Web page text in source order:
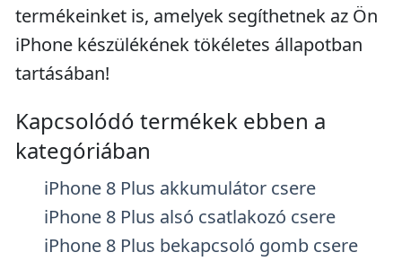
termékeinket is, amelyek segíthetnek az Ön
iPhone készülékének tökéletes állapotban
tartásában!
Kapcsolódó termékek ebben a
kategóriában
iPhone 8 Plus akkumulátor csere
iPhone 8 Plus alsó csatlakozó csere
iPhone 8 Plus bekapcsoló gomb csere